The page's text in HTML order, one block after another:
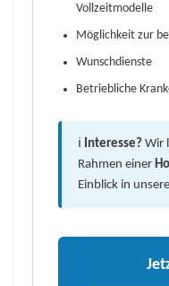
Vollzeitmodelle
Möglichkeit zur
Wunschdienste
Betriebliche
ℹ️ Interesse? Wir
Rahmen einer
Einblick in